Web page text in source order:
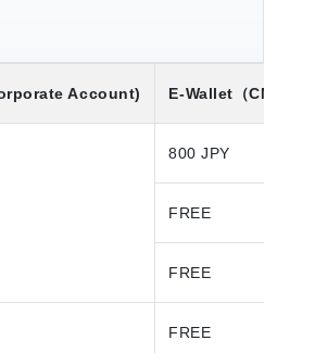
Account) E-Wallet （CNY）
800 JPY
FREE
FREE
FREE